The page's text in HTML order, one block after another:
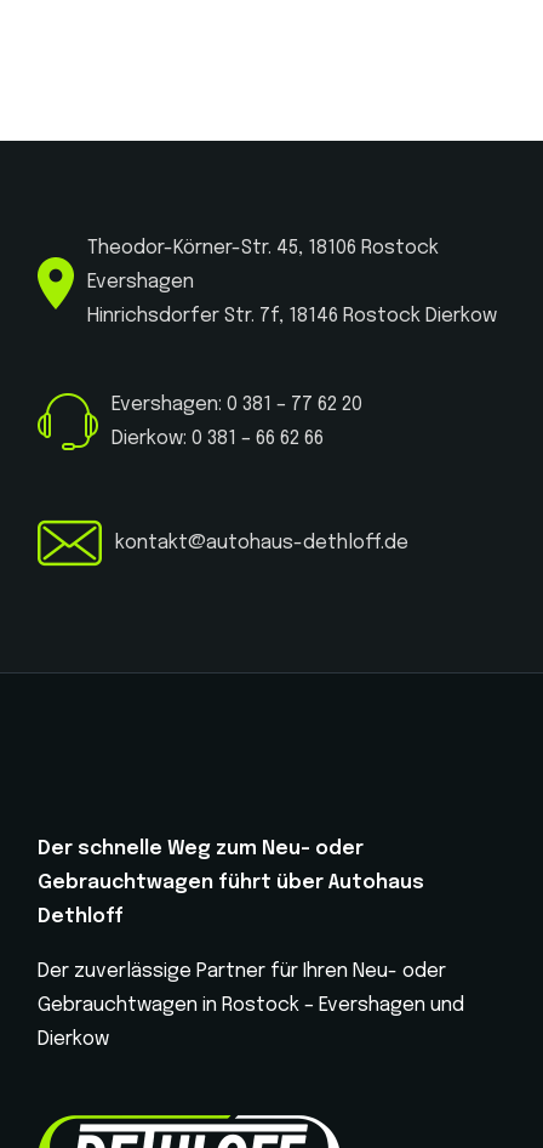
Theodor-Körner-Str. 45, 18106 Rostock
Evershagen
Hinrichsdorfer Str. 7f, 18146 Rostock Dierkow
Evershagen: 0 381 – 77 62 20
Dierkow: 0 381 – 66 62 66
kontakt@autohaus-dethloff.de
Der schnelle Weg zum Neu- oder
Gebrauchtwagen führt über Autohaus
Dethloff
Der zuverlässige Partner für Ihren Neu- oder
Gebrauchtwagen in Rostock – Evershagen und
Dierkow